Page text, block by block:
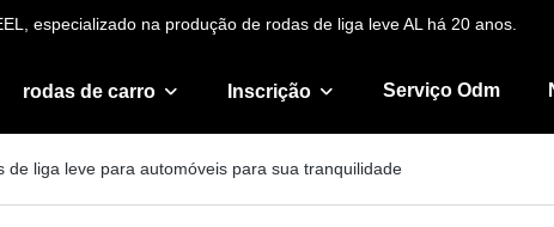
especializado na produção de rodas de liga leve AL há 20 anos.
rodas de carro Inscrição Serviço Odm
liga leve para automóveis para sua tranquilidade